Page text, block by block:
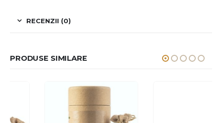
RECENZII (0)
PRODUSE SIMILARE